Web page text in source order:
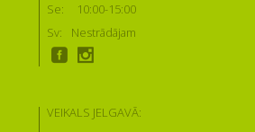
Se:
10:00-15:00
Sv:
Nestrādājam
VEIKALS JELGAVĀ: